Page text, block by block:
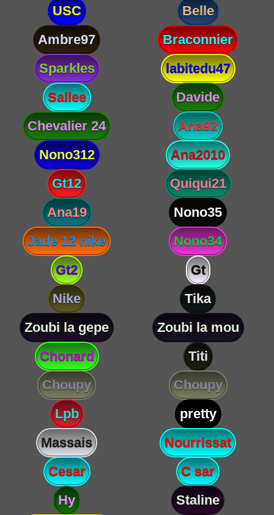
USC
Belle
Ambre97
Braconnier
Sparkles
labitedu47
Sallee
Davide
Chevalier 24
Ana92
Nono312
Ana2010
Gt12
Quiqui21
Ana19
Nono35
Jade 12 nike
Nono34
Gt2
Gt
Nike
Tika
Zoubi la gepe
Zoubi la mou
Chonard
Titi
Choupy
Choupy
Lpb
pretty
Massais
Nourrissat
Cesar
C sar
Hy
Staline